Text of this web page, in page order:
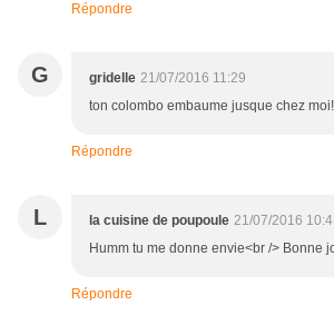
Répondre
G gridelle 21/07/2016 11:29
ton colombo embaume jusque chez
Répondre
L la cuisine de poupoule 21/07/2016
Humm tu me donne envie<br /> Bonne
Répondre